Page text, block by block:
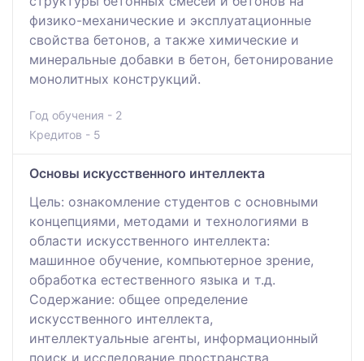
физико-механические и эксплуатационные
свойства бетонов, а также химические и
минеральные добавки в бетон, бетонирование
монолитных конструкций.
Год обучения - 2
Кредитов - 5
Основы искусственного интеллекта
Цель: ознакомление студентов с основными
концепциями, методами и технологиями в
области искусственного интеллекта:
машинное обучение, компьютерное зрение,
обработка естественного языка и т.д.
Содержание: общее определение
искусственного интеллекта,
интеллектуальные агенты, информационный
поиск и исследование пространства